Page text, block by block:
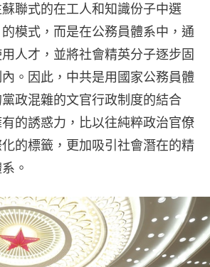
聯式的在工人和知識份子中選
模式，而是在公務員體系中，通
人才，並將社會精英分子逐步固
。因此，中共是用國家公務員體
政混雜的文官行政制度的結合
的誘惑力，比以往純粹政治官僚
的標籤，更加吸引社會潛在的精
。